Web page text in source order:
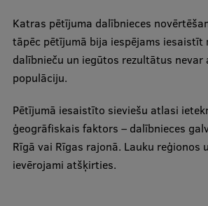
Katras pētījuma dalībnieces
tāpēc pētījumā bija iespējams iesaistīt
dalībnieču un iegūtos rezultātus
populāciju.
Pētījumā iesaistīto sieviešu atlasi
ģeogrāfiskais faktors – dalībnieces
Rīgā vai Rīgas rajonā. Lauku reģionos
ievērojami atšķirties.